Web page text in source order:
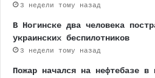
3 недели тому назад
В Ногинске два человека
украинских беспилотников
3 недели тому назад
Пожар начался на нефтебазе в